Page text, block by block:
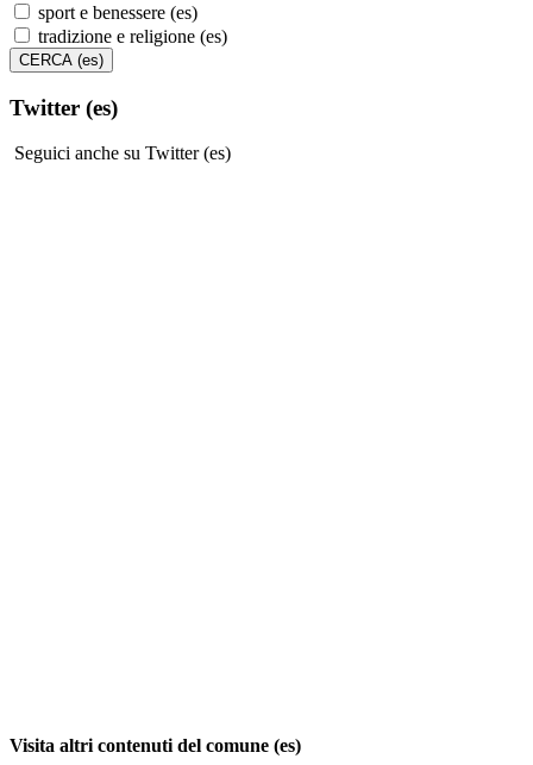
sport e benessere (es)
tradizione e religione (es)
Twitter (es)
Seguici anche su Twitter (es)
Visita altri contenuti del comune (es)